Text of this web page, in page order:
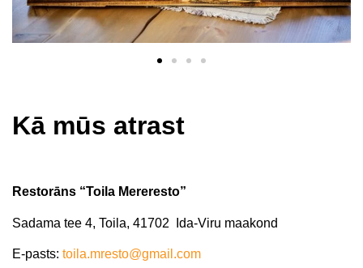
Kā mūs atrast​
Restorāns “Toila Mereresto”
Sadama tee 4, Toila, 41702 Ida-Viru maakond
E-pasts: toila.mresto@gmail.com